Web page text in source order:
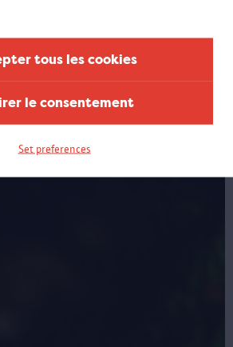
tous les cookies
le consentement
Set preferences